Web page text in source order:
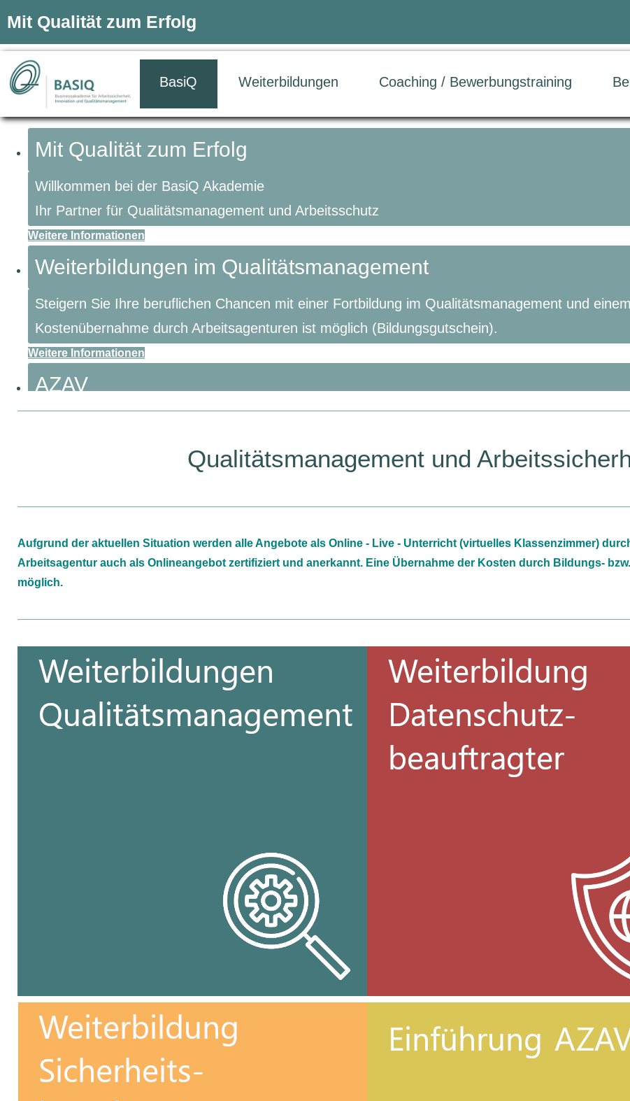
Mit Qualität zum Erfolg
BasiQ Weiterbildungen Coaching / Bewerbungstraining
Mit Qualität zum Erfolg
Willkommen bei der BasiQ Akademie
Ihr Partner für Qualitätsmanagement und Arbeitsschutz
Weitere Informationen
Weiterbildungen im Qualitätsmanagement
Steigern Sie Ihre beruflichen Chancen mit einer Fortbildung im Qualitätsmanagement und
Kostenübernahme durch Arbeitsagenturen ist möglich (Bildungsgutschein).
Weitere Informationen
AZAV
Qualitätsmanagement und
Aufgrund der aktuellen Situation werden alle Angebote als Online - Live - Unterricht (virtuelles Klassenzimmer)
Arbeitsagentur auch als Onlineangebot zertifiziert und anerkannt. Eine Übernahme der Kosten durch Bildungs-
möglich.